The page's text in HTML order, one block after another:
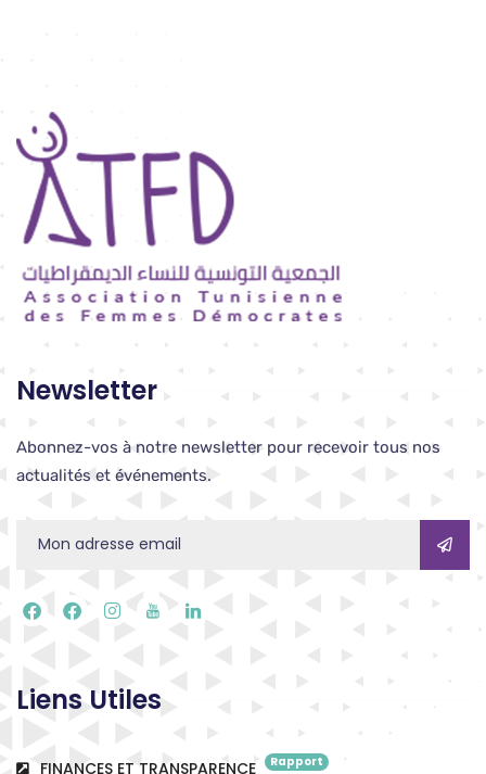
Newsletter
Abonnez-vos à notre newsletter pour recevoir tous nos
actualités et événements.
Liens Utiles
FINANCES ET TRANSPARENCE Rapport